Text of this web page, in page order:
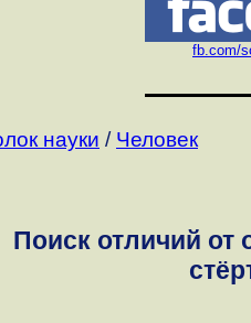
fb.com/
науки / Человек
Поиск отличий от